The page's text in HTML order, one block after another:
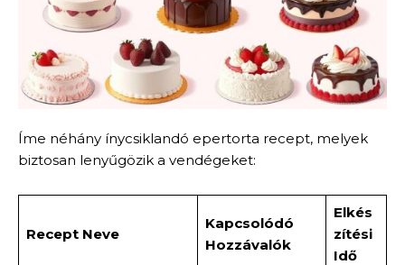
Íme néhány ínycsiklandó epertorta recept, melyek
biztosan lenyűgözik a vendégeket:
Recept Neve
Kapcsolódó
Hozzávalók
Elkés
zítési
Idő